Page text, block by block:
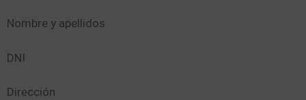
Nombre y apellidos
DNI
Dirección